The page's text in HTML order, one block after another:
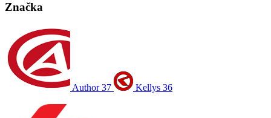
Značka
Author 37 Kellys 36